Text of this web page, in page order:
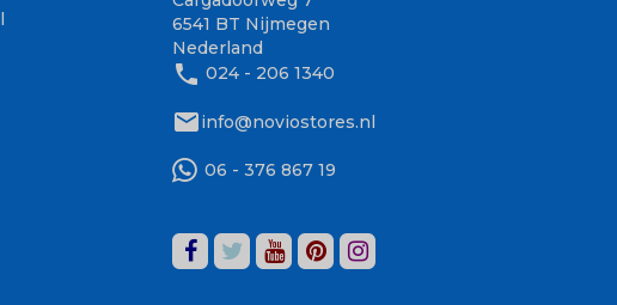
6541 BT Nijmegen
Nederland
phone 024 - 206 1340
mailinfo@noviostores.nl
06 - 376 867 19